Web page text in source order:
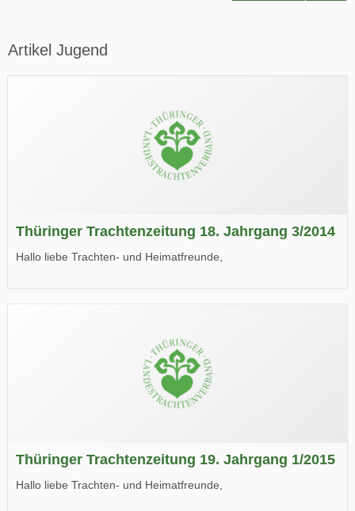
Artikel Jugend
Thüringer Trachtenzeitung 18. Jahrgang 3/2014
Hallo liebe Trachten- und Heimatfreunde,
Wir wünschen Euch viel Spaß beim Lesen.
Thüringer Trachtenzeitung 19. Jahrgang 1/2015
Hallo liebe Trachten- und Heimatfreunde,